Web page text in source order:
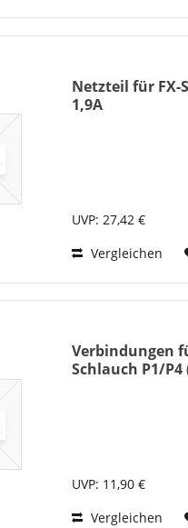
Netzteil für FX-
1,9A
UVP: 27,42 €
Vergleichen
Verbindungen
Schlauch P1/P4
UVP: 11,90 €
Vergleichen